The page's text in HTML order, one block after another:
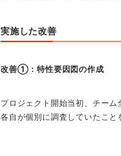
実施した改善
改善①：特性要因図の作成
プロジェクト開始当初、チー
各自が個別に調査していたこと